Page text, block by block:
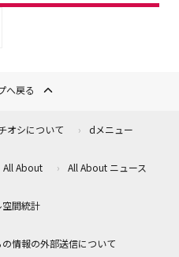
へ戻る
オシについて dメニュー
All About All About ニュース
間統計
情報の外部送信について